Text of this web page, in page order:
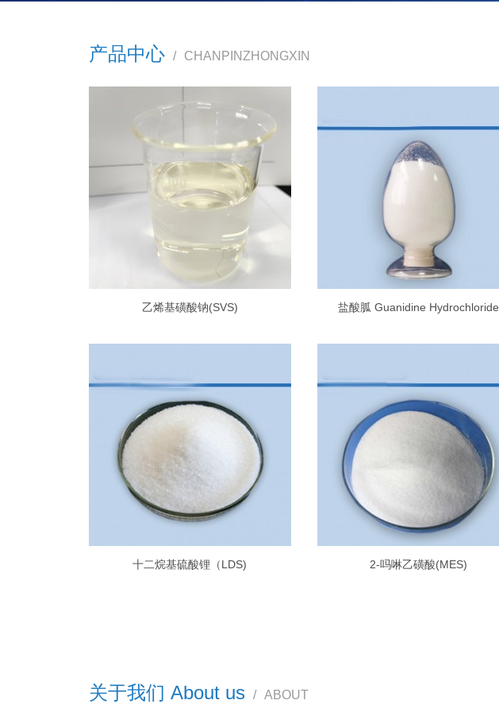
产品中心 / CHANPINZHONGXIN
乙烯基磺酸钠(SVS) 盐酸胍 Guanidine Hydrochloride
十二烷基硫酸锂（LDS) 2-吗啉乙磺酸(MES)
关于我们 About us / ABOUT